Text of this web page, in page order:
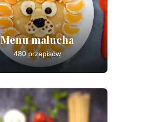
Menu malucha
480 przepisów